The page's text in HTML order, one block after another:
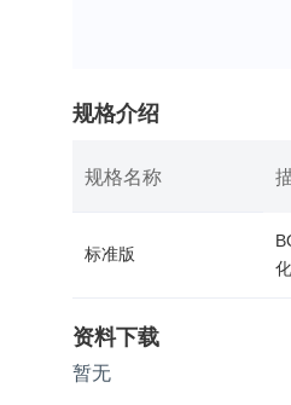
规格介绍
规格名称
标准版
资料下载
暂无